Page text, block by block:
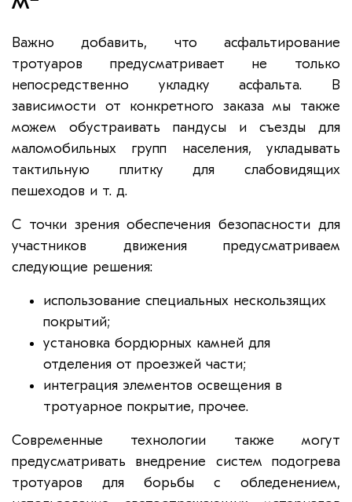
Важно добавить, что асфальтирование
тротуаров предусматривает не только
непосредственно укладку асфальта. В
зависимости от конкретного заказа мы также
можем обустраивать пандусы и съезды для
маломобильных групп населения, укладывать
тактильную плитку для слабовидящих
пешеходов и т. д.
С точки зрения обеспечения безопасности для
участников движения предусматриваем
следующие решения:
использование специальных нескользящих
покрытий;
установка бордюрных камней для
отделения от проезжей части;
интеграция элементов освещения в
тротуарное покрытие, прочее.
Современные технологии также могут
предусматривать внедрение систем подогрева
тротуаров для борьбы с обледенением,